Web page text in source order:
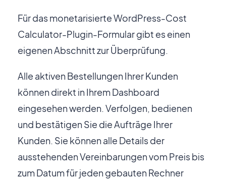
Splash
Über uns Blog Dokumentation
Für das monetarisierte WordPress-Cost
Calculator-Plugin-Formular gibt es einen
eigenen Abschnitt zur Überprüfung.
Alle aktiven Bestellungen Ihrer Kunden
können direkt in Ihrem Dashboard
eingesehen werden. Verfolgen, bedienen
und bestätigen Sie die Aufträge Ihrer
Kunden. Sie können alle Details der
ausstehenden Vereinbarungen vom Preis bis
zum Datum für jeden gebauten Rechner